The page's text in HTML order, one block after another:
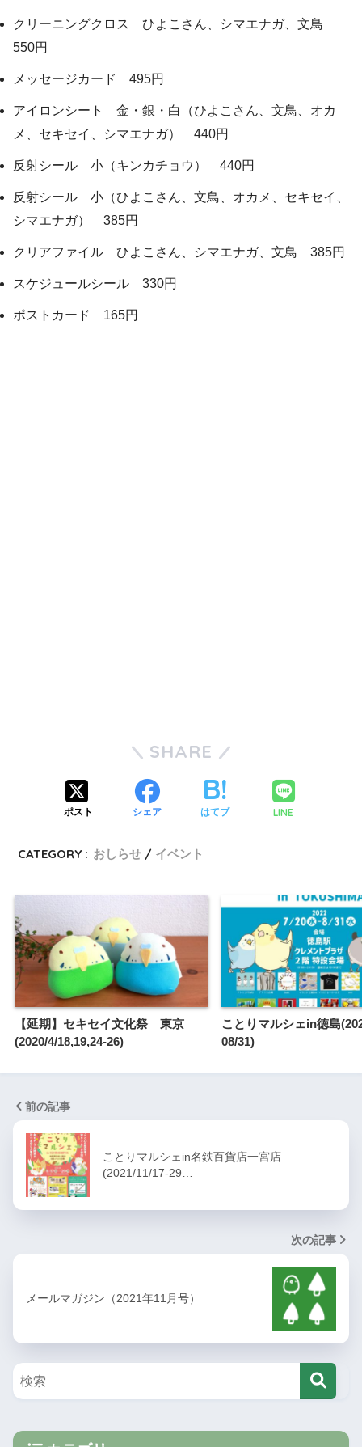
クリーニングクロス ひよこさん、シマエナガ、文鳥
550円
メッセージカード 495円
アイロンシート 金・銀・白（ひよこさん、文鳥、オカ
メ、セキセイ、シマエナガ） 440円
反射シール 小（キンカチョウ） 440円
反射シール 小（ひよこさん、文鳥、オカメ、セキセイ、
シマエナガ） 385円
クリアファイル ひよこさん、シマエナガ、文鳥 385円
スケジュールシール 330円
ポストカード 165円
SHARE
ポスト シェア はてブ LINE
CATEGORY : おしらせ イベント
【延期】セキセイ文化祭 東京
(2020/4/18,19,24-26)
ことりマルシェin徳島
08/31)
前の記事
ことりマルシェin名鉄百貨店一宮店
(2021/11/17-29…
次の記事
メールマガジン（2021年11月号）